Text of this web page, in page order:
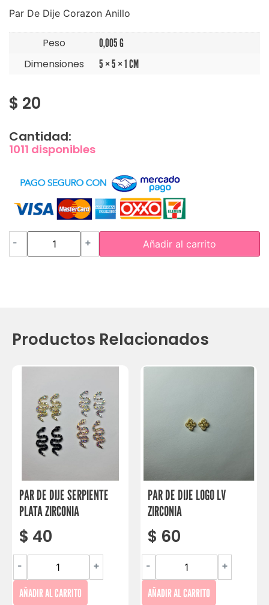
Par De Dije Corazon Anillo
Peso 0,005 G
Dimensiones 5 × 5 × 1 CM
$ 20
Cantidad:
1011 disponibles
- + Añadir al carrito
Productos Relacionados
PAR DE DIJE SERPIENTE
PLATA ZIRCONIA
$ 40
- +
AÑADIR AL CARRITO
PAR DE DIJE LOGO LV
ZIRCONIA
$ 60
- +
AÑADIR AL CARRITO